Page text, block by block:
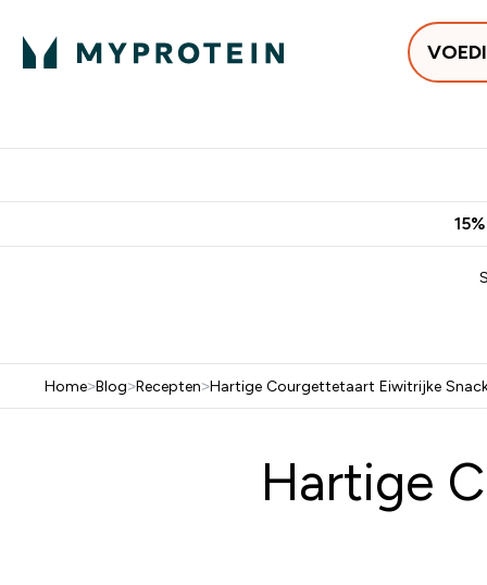
Home>Blog>Recepten>Hartige Courgettetaart Eiwitrijke
Hartige